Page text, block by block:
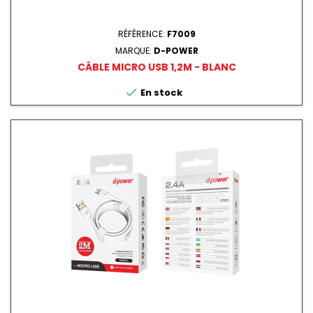
RÉFÉRENCE: F7009
MARQUE: D-POWER
CÂBLE MICRO USB 1,2M - BLANC
 En stock